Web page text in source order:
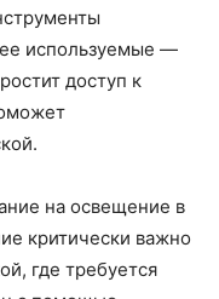
используемые —
доступ к
на освещение в
критически важно
где требуется